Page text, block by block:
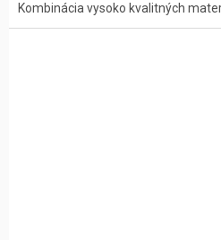
Kombinácia vysoko kvalitných